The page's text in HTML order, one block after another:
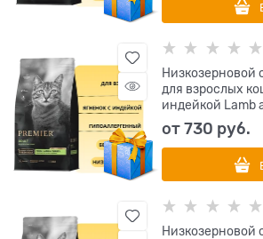
Низкозерновой
для взрослых
индейкой Lamb
от730 руб.
Низкозерновой